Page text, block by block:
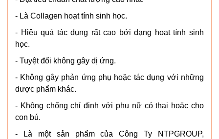
- Là Collagen hoạt tính sinh học.
- Hiệu quả tác dụng rất cao bởi dạng hoạt tính sinh
học.
- Tuyệt đối không gây dị ứng.
- Không gây phản ứng phụ hoặc tác dụng với những
dược phẩm khác.
- Không chống chỉ định với phụ nữ có thai hoặc cho
con bú.
- Là một sản phẩm của Công Ty NTPGROUP,